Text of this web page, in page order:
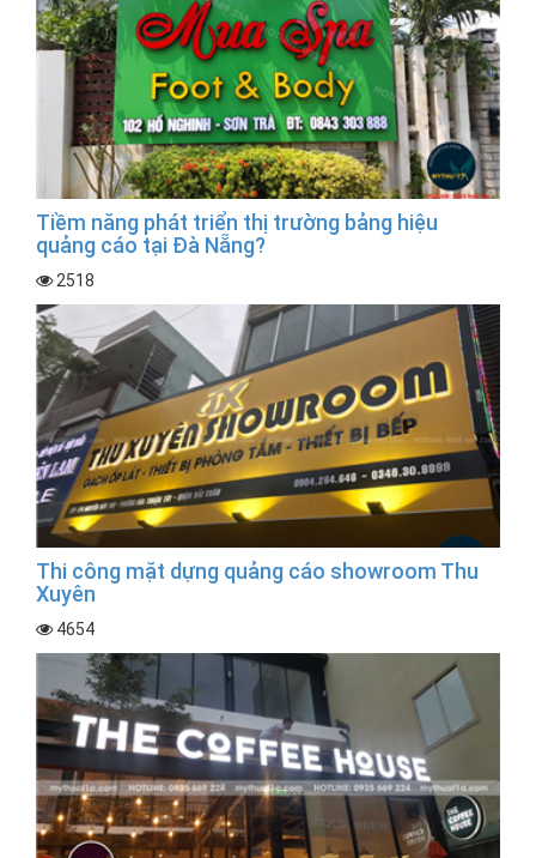
Tiềm năng phát triển thị trường bảng hiệu
quảng cáo tại Đà Nẵng?
2518
Thi công mặt dựng quảng cáo showroom Thu
Xuyên
4654